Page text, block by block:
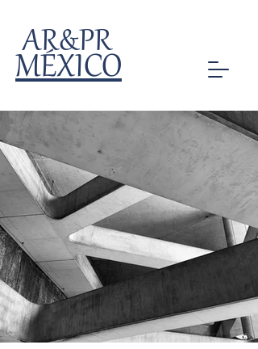
MÉXICO
AR&PR